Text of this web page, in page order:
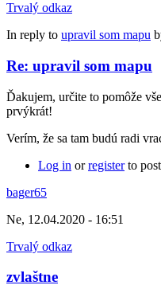
Trvalý odkaz
In reply to upravil som mapu
Re: upravil som mapu
Ďakujem, určite to pomôže
prvýkrát!
Verím, že sa tam budú radi
Log in orregisterto
bager65
Ne, 12.04.2020 - 16:51
Trvalý odkaz
zvlaštne